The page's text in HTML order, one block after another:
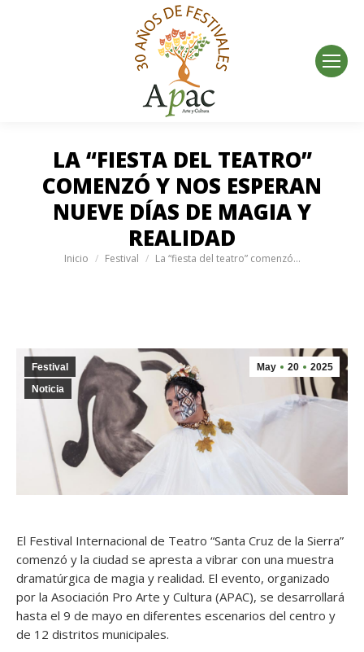
LA “FIESTA DEL TEATRO”
COMENZÓ Y NOS ESPERAN
NUEVE DÍAS DE MAGIA Y
REALIDAD
Estás aquí:
Inicio Festival La “fiesta del teatro” comenzó…
May 20 2025
Festival
Noticia
El Festival Internacional de Teatro “Santa Cruz de la Sierra”
comenzó y la ciudad se apresta a vibrar con una muestra
dramatúrgica de magia y realidad. El evento, organizado
por la Asociación Pro Arte y Cultura (APAC), se desarrollará
hasta el 9 de mayo en diferentes escenarios del centro y
de 12 distritos municipales.